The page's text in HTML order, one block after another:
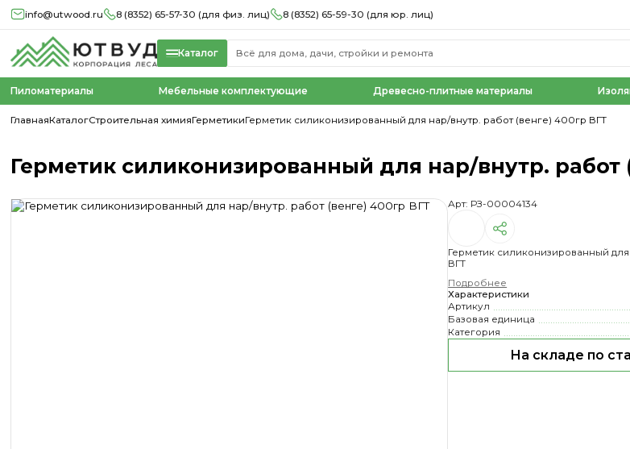
info@utwood.ru 8 (8352) 65-57-30 (для физ. лиц) 8 (8352) 65-59-30 (для юр. лиц)
Каталог
Пиломатериалы Мебельные комплектующие Древесно-плитные материалы
ГлавнаяКаталогСтроительная химияГерметикиГерметик силиконизированный для нар/внутр. работ (венге) 400гр ВГТ
Герметик силиконизированный для нар/внутр. работ
Арт: РЗ-00004134
Герметик силиконизированный
ВГТ
Подробнее
Характеристики
Артикул
Базовая единица
Категория
На складе по